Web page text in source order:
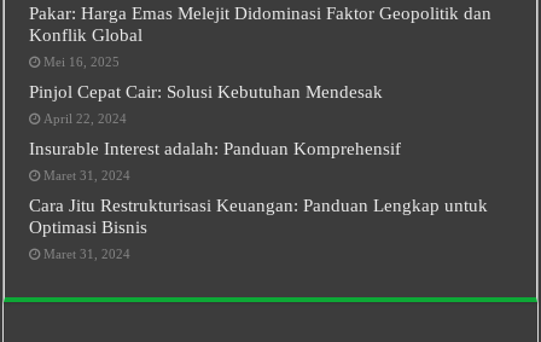
Pakar: Harga Emas Melejit Didominasi Faktor Geopolitik dan
Konflik Global
Mei 16, 2025
Pinjol Cepat Cair: Solusi Kebutuhan Mendesak
April 22, 2024
Insurable Interest adalah: Panduan Komprehensif
Maret 31, 2024
Cara Jitu Restrukturisasi Keuangan: Panduan Lengkap untuk
Optimasi Bisnis
Maret 31, 2024